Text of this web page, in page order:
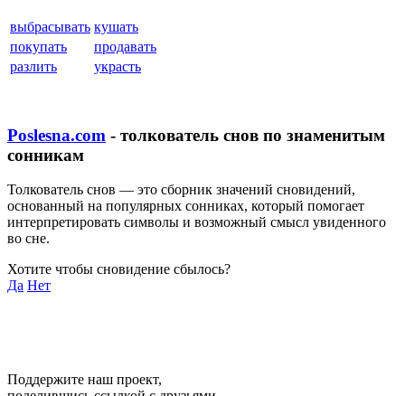
выбрасывать кушать
покупать
продавать
разлить
украсть
Poslesna.com - толкователь снов по знаменитым
сонникам
Толкователь снов — это сборник значений сновидений,
основанный на популярных сонниках, который помогает
интерпретировать символы и возможный смысл увиденного
во сне.
Хотите чтобы сновидение сбылось?
Да Нет
Поддержите наш проект,